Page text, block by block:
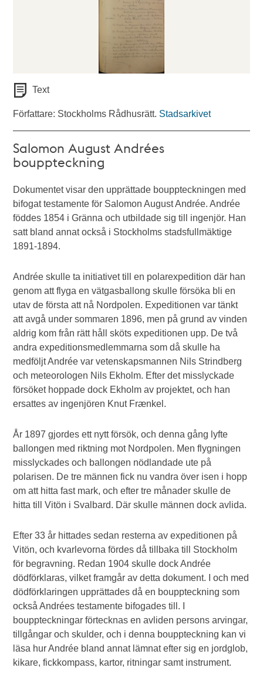
Text
Författare: Stockholms Rådhusrätt. Stadsarkivet
Salomon August Andrées
bouppteckning
Dokumentet visar den upprättade bouppteckningen med
bifogat testamente för Salomon August Andrée. Andrée
föddes 1854 i Gränna och utbildade sig till ingenjör. Han
satt bland annat också i Stockholms stadsfullmäktige
1891-1894.
Andrée skulle ta initiativet till en polarexpedition där han
genom att flyga en vätgasballong skulle försöka bli en
utav de första att nå Nordpolen. Expeditionen var tänkt
att avgå under sommaren 1896, men på grund av vinden
aldrig kom från rätt håll sköts expeditionen upp. De två
andra expeditionsmedlemmarna som då skulle ha
medföljt Andrée var vetenskapsmannen Nils Strindberg
och meteorologen Nils Ekholm. Efter det misslyckade
försöket hoppade dock Ekholm av projektet, och han
ersattes av ingenjören Knut Frænkel.
År 1897 gjordes ett nytt försök, och denna gång lyfte
ballongen med riktning mot Nordpolen. Men flygningen
misslyckades och ballongen nödlandade ute på
polarisen. De tre männen fick nu vandra över isen i hopp
om att hitta fast mark, och efter tre månader skulle de
hitta till Vitön i Svalbard. Där skulle männen dock avlida.
Efter 33 år hittades sedan resterna av expeditionen på
Vitön, och kvarlevorna fördes då tillbaka till Stockholm
för begravning. Redan 1904 skulle dock Andrée
dödförklaras, vilket framgår av detta dokument. I och med
dödförklaringen upprättades då en bouppteckning som
också Andrées testamente bifogades till. I
bouppteckningar förtecknas en avliden persons arvingar,
tillgångar och skulder, och i denna bouppteckning kan vi
läsa hur Andrée bland annat lämnat efter sig en jordglob,
kikare, fickkompass, kartor, ritningar samt instrument.